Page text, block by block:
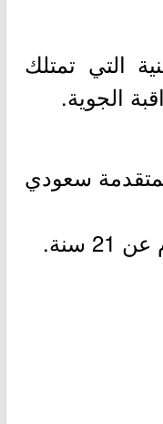
التي تمتلك
الجوية.
سعودي